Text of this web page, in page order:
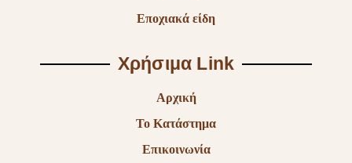
Εποχιακά είδη
Χρήσιμα Link
Αρχική
Το Κατάστημα
Επικοινωνία